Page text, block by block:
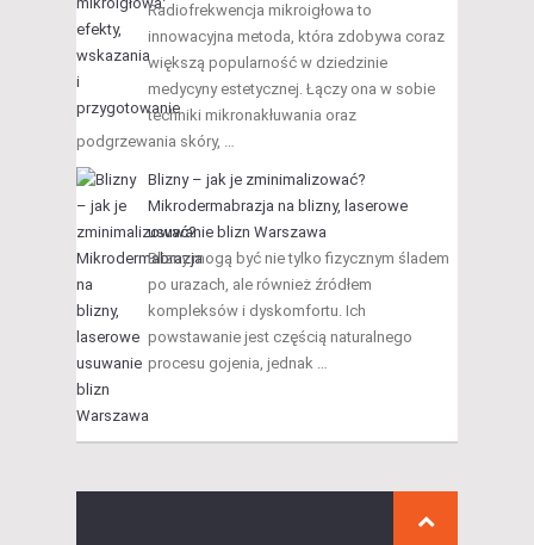
Radiofrekwencja mikroigłowa to
innowacyjna metoda, która zdobywa coraz
większą popularność w dziedzinie
medycyny estetycznej. Łączy ona w sobie
techniki mikronakłuwania oraz
podgrzewania skóry, …
Blizny – jak je zminimalizować?
Mikrodermabrazja na blizny, laserowe
usuwanie blizn Warszawa
Blizny mogą być nie tylko fizycznym śladem
po urazach, ale również źródłem
kompleksów i dyskomfortu. Ich
powstawanie jest częścią naturalnego
procesu gojenia, jednak …